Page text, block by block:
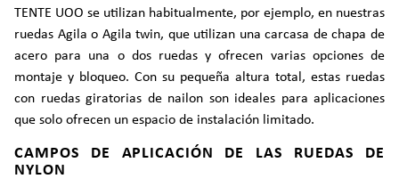
TENTE UOO se utilizan habitualmente, por ejemplo, en nuestras
ruedas Agila o Agila twin, que utilizan una carcasa de chapa de
acero para una o dos ruedas y ofrecen varias opciones de
montaje y bloqueo. Con su pequeña altura total, estas ruedas
con ruedas giratorias de nailon son ideales para aplicaciones
que solo ofrecen un espacio de instalación limitado.
CAMPOS DE APLICACIÓN DE LAS RUEDAS DE
NYLON